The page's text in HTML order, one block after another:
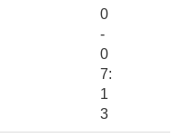
0
-
0
7:
1
3